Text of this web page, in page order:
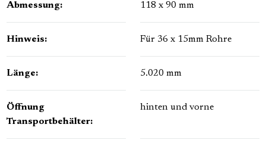
Abmessung: 118 x 90 mm
Hinweis: Für 36 x 15mm Rohre
Länge: 5.020 mm
Öffnung
Transportbehälter:
hinten und vorne